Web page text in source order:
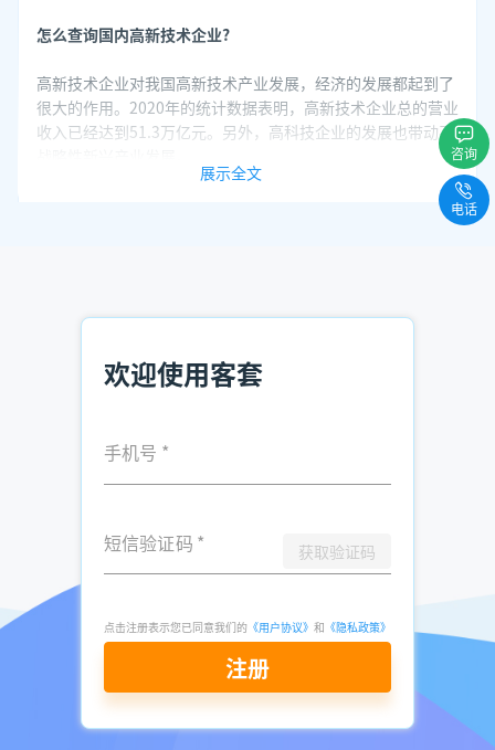
怎么查询国内高新技术企业?
高新技术企业对我国高新技术产业发展，经济的发展都起到了
很大的作用。2020年的统计数据表明，高新技术企业总的营业
收入已经达到51.3万亿元。另外，高科技企业的发展也带动了
在软件内部，可以按照企业名称关键词、所在行业、所在地
域、注册时间等条件进行设置，筛选出自己需要的高新技术企
以上就是“高新技术企业标准 怎么查询国内高新技术企业”的
全部内容，想要查询企业名录，可立即注册免费试用
找客户有技巧 快速获得精准客户名单方法
建筑装饰公司注册事项 建筑装饰企业名录查询
展示全文
欢迎使用客套
手机号 *
短信验证码 * 获取验证码
点击注册表示您已同意我们的 《用户协议》 和 《隐私政策》
注册
咨询
电话